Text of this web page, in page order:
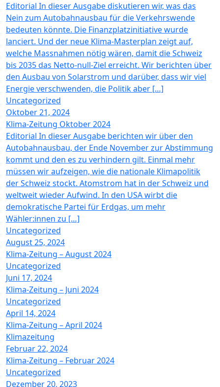
Editorial In dieser Ausgabe diskutieren wir, was das
Nein zum Autobahnausbau für die Verkehrswende
bedeuten könnte. Die Finanzplatzinitiative wurde
lanciert. Und der neue Klima-Masterplan zeigt auf,
welche Massnahmen nötig wären, damit die Schweiz
bis 2035 das Netto-null-Ziel erreicht. Wir berichten über
den Ausbau von Solarstrom und darüber, dass wir viel
Energie verschwenden, die Politik aber […]
Uncategorized
Oktober 21, 2024
Klima-Zeitung Oktober 2024
Editorial In dieser Ausgabe berichten wir über den
Autobahnausbau, der Ende November zur Abstimmung
kommt und den es zu verhindern gilt. Einmal mehr
müssen wir aufzeigen, wie die nationale Klimapolitik
der Schweiz stockt. Atomstrom hat in der Schweiz und
weltweit wieder Aufwind. In den USA wirbt die
demokratische Partei für Erdgas, um mehr
Wähler:innen zu […]
Uncategorized
August 25, 2024
Klima-Zeitung – August 2024
Uncategorized
Juni 17, 2024
Klima-Zeitung – Juni 2024
Uncategorized
April 14, 2024
Klima-Zeitung – April 2024
Klimazeitung
Februar 22, 2024
Klima-Zeitung – Februar 2024
Uncategorized
Dezember 20, 2023